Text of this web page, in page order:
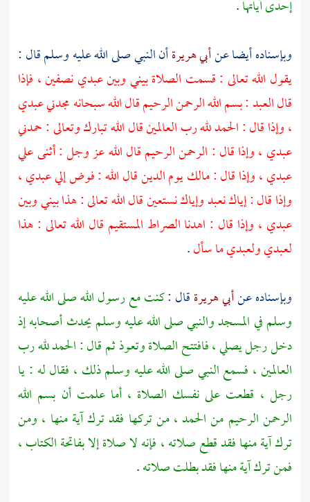
إحدى آياتها.
وبإسناده أيضا عنأبي هريرةأن النبي صلى الله عليه وسلم قال :
يقول الله تعالى : قسمت الصلاة بيني وبين عبدي نصفين ، فإذا
قال العبد : بسم الله الرحمن الرحيم قال الله سبحانه مجدني عبدي
، وإذا قال : الحمد لله رب العالمين قال الله تبارك وتعالى : حمدني
عبدي ، وإذا قال : الرحمن الرحيم قال الله عز وجل : أثنى علي
عبدي ، وإذا قال : مالك يوم الدين قال الله : فوض إلي عبدي ،
وإذا قال : إياك نعبد وإياك نستعين قال الله تعالى : هذا بيني وبين
عبدي ، وإذا قال : اهدنا الصراط المستقيم قال الله تعالى : هذا
لعبدي ولعبدي ما سأل.
وبإسناده عنأبي هريرةقال :كنت مع رسول الله صلى الله عليه
وسلم في المسجد والنبي صلى الله عليه وسلم يحدث أصحابه إذ
دخل رجل يصلي ، فافتتح الصلاة وتعوذ ثم قال : الحمد لله رب
العالمين ، فسمع النبي صلى الله عليه وسلم ذلك ، فقال له : يا
رجل ، قطعت على نفسك الصلاة ، أما علمت أن بسم الله
الرحمن الرحيم من الحمد ، من تركها فقد ترك آية منها ، ومن
ترك آية منها فقد قطع صلاته ، فإنه لا صلاة إلا بفاتحة الكتاب ،
فمن ترك آية منها فقد بطلت صلاته.